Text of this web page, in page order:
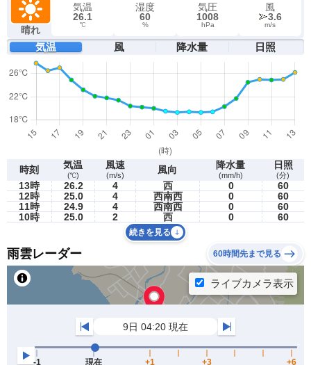
晴れ
気温
26.1
℃
湿度
60
%
気圧
1008
hPa
風
3.6
m/s
気温 風 降水量 日照
時刻 気温
(℃)
風速
(m/s) 風向 降水量
(mm/h)
日照
(分)
13時 26.2 4 西 0
60
12時
25.0 4 西南西 0
60
11時
24.9 4 西南西 0
60
10時
25.0 2 西 0 60
続きを見る
雨雲レーダー 60時間先まで見る